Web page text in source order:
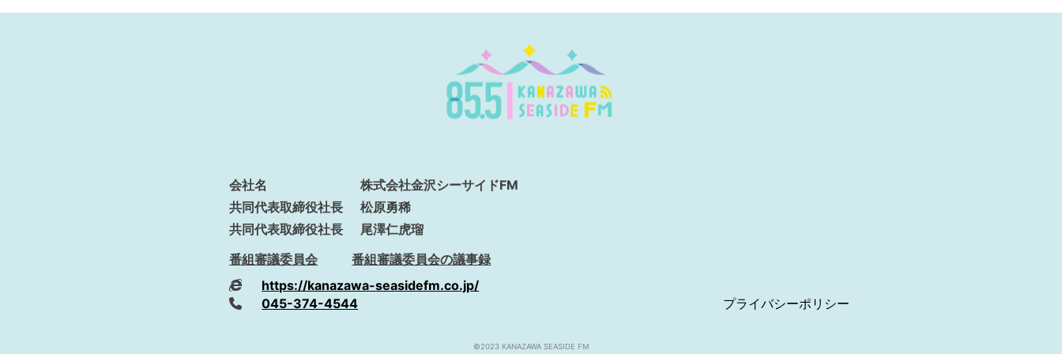
会社名
株式会社金沢シーサイドFM
共同代表取締役社長
松原勇稀
共同代表取締役社長
尾澤仁虎瑠
番組審議委員会
番組審議委員会の議事録
https://kanazawa-seasidefm.co.jp/
045-374-4544
プライバシーポリシー
©2023 KANAZAWA SEASIDE FM